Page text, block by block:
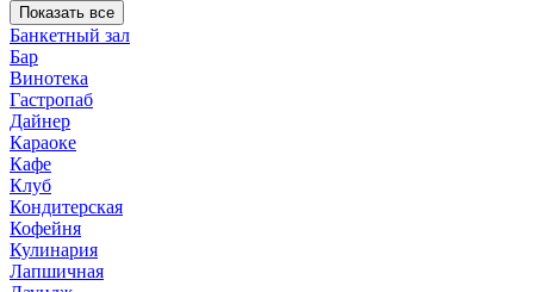
Показать все
Банкетный зал
Бар
Винотека
Гастропаб
Дайнер
Караоке
Кафе
Клуб
Кондитерская
Кофейня
Кулинария
Лапшичная